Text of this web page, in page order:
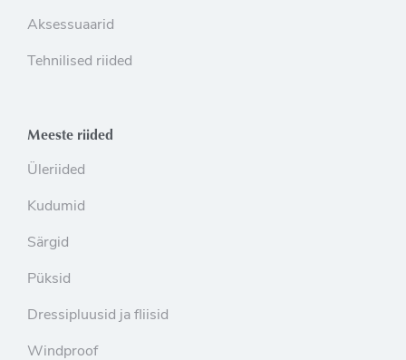
Aksessuaarid
Tehnilised riided
Meeste riided
Üleriided
Kudumid
Särgid
Püksid
Dressipluusid ja fliisid
Windproof